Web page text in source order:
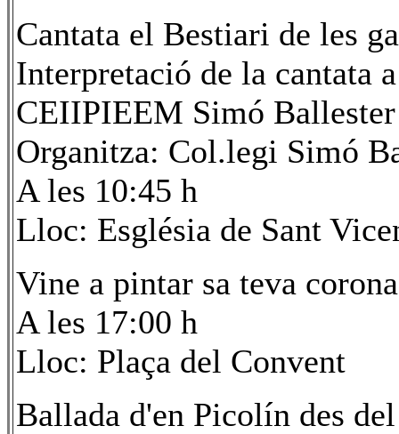
Cantata el Bestiari de les
Interpretació de la cantata
CEIIPIEEM Simó Ballester
Organitza: Col.legi Simó
A les 10:45 h
Lloc: Església de Sant
Vine a pintar sa teva
A les 17:00 h
Lloc: Plaça del Convent
Ballada d'en Picolín des